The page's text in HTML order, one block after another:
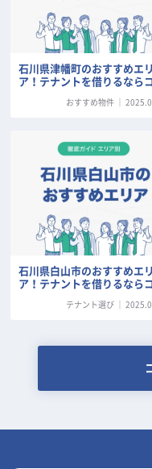
石川県津幡町のおすすめエリ
ア！テナントを借りるなら
おすすめ物件
石川県白山市のおすすめエリ
ア！テナントを借りるなら
テナント選び